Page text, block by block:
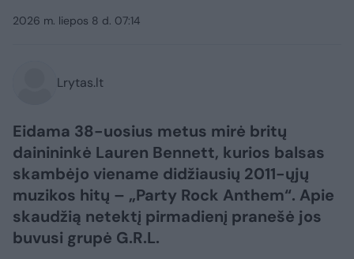
2026 m. liepos 8 d. 07:14
Lrytas.lt
Eidama 38-uosius metus mirė britų
dainininkė Lauren Bennett, kurios balsas
skambėjo viename didžiausių 2011-ųjų
muzikos hitų – „Party Rock Anthem“. Apie
skaudžią netektį pirmadienį pranešė jos
buvusi grupė G.R.L.